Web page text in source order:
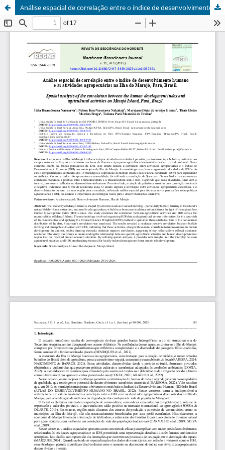
Análise espacial de correlação entre o índice de desenvolvimento humano e as atividades agropecuárias na Ilha do Marajó, Pará, Brasil